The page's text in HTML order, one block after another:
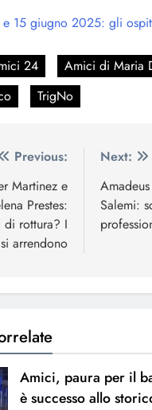
e 15 giugno 2025: gli
24
Amici di Maria
TrigNo
Previous:
Martinez e
Prestes:
di rottura? I
arrendono
Next:
Salemi:
Amici, paura per il
è successo allo